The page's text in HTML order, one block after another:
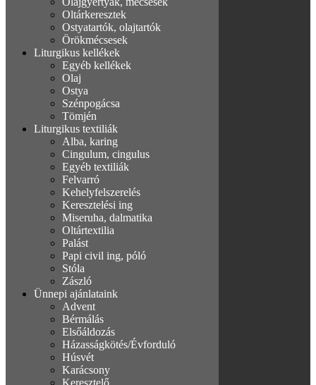
Oltárkeresztek
Ostyatartók, olajtartók
Örökmécsesek
Liturgikus kellékek
Egyéb kellékek
Olaj
Ostya
Szénpogácsa
Tömjén
Liturgikus textiliák
Alba, karing
Cingulum, cingulus
Egyéb textiliák
Felvarró
Kehelyfelszerelés
Keresztelési ing
Miseruha, dalmatika
Oltártextilia
Palást
Papi civil ing, póló
Stóla
Zászló
Ünnepi ajánlataink
Advent
Bérmálás
Elsőáldozás
Házasságkötés/Évforduló
Húsvét
Karácsony